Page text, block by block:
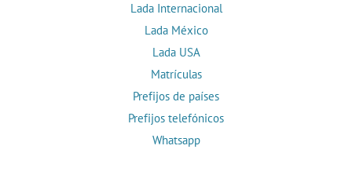
Lada Internacional
Lada México
Lada USA
Matrículas
Prefijos de países
Prefijos telefónicos
Whatsapp